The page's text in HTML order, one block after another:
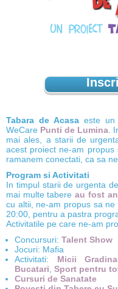
Tabara de Acasaeste un
WeCare Punti de Lumina .
mai ales, a starii de
acest proiect ne-am
ramanem conectati, ca sa
Program si Activitati
In timpul starii de urgenta
mai multe tabereau fost
cu altii, ne-am propus sa
20:00, pentru a pastra
Activitatile pe care ne-am
Concursuri: Talent Show
Jocuri: Mafia
Activitati: Micii
Bucatari Sport pentru
Cursuri de Sanatate